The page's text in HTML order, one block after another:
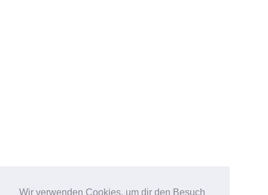
Wir verwenden Cookies, um dir den Besuch